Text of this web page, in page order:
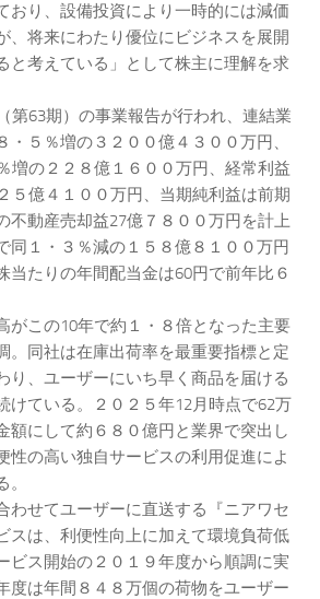
おり、設備投資により一時的には減価
、将来にわたり優位にビジネスを展開
と考えている」として株主に理解を求
第63期）の事業報告が行われ、連結業
・５％増の３２００億４３００万円、
増の２２８億１６００万円、経常利益
５億４１００万円、当期純利益は前期
不動産売却益27億７８００万円を計上
同１・３％減の１５８億８１００万円
当たりの年間配当金は60円で前年比６
この10年で約１・８倍となった主要
。同社は在庫出荷率を最重要指標と定
り、ユーザーにいち早く商品を届ける
けている。２０２５年12月時点で62万
額にして約６８０億円と業界で突出し
性の高い独自サービスの利用促進によ
せてユーザーに直送する『ニアワセ
スは、利便性向上に加えて環境負荷低
ビス開始の２０１９年度から順調に実
度は年間８４８万個の荷物をユーザー